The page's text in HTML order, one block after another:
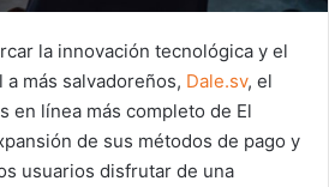
la innovación tecnológica y el
más salvadoreños, Dale.sv, el
en línea más completo de El
de sus métodos de pago y
usuarios disfrutar de una